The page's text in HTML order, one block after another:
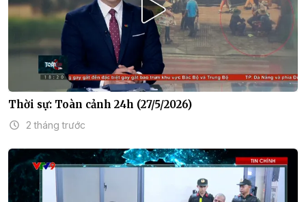
Thời sự: Toàn cảnh 24h (27/5/2026)
2 tháng trước